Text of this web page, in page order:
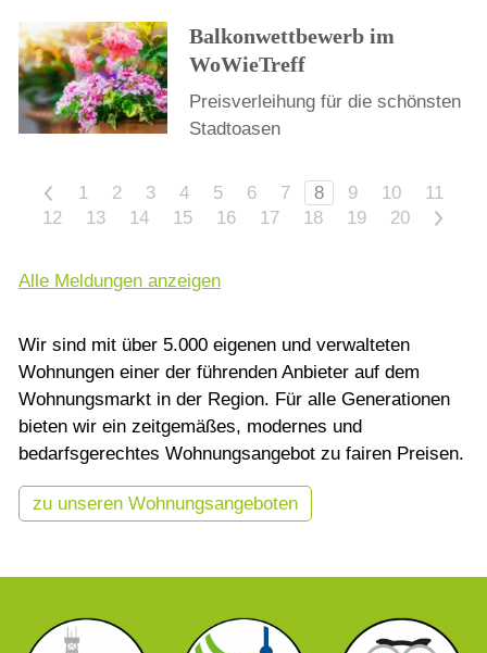
Balkonwettbewerb im
WoWieTreff
Preisverleihung für die schönsten
Stadtoasen
< 1 2 3 4 5 6 7 8 9 10
11
12
13 14 15 16 17 18 19 20 >
Alle Meldungen anzeigen
Wir sind mit über 5.000 eigenen und verwalteten
Wohnungen einer der führenden Anbieter auf dem
Wohnungsmarkt in der Region. Für alle Generationen
bieten wir ein zeitgemäßes, modernes und
bedarfsgerechtes Wohnungsangebot zu fairen Preisen.
zu unseren Wohnungsangeboten